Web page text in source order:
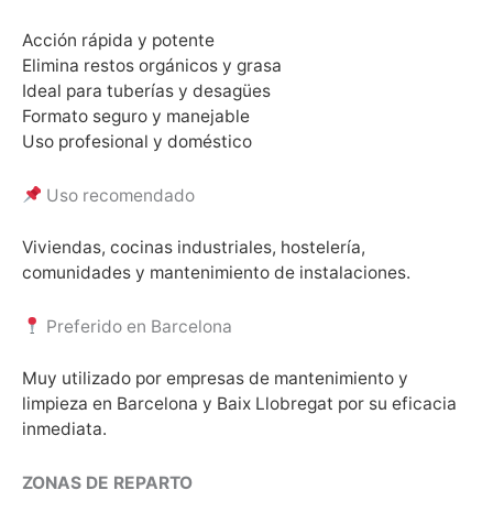
Acción rápida y potente
Elimina restos orgánicos y grasa
Ideal para tuberías y desagües
Formato seguro y manejable
Uso profesional y doméstico
Uso recomendado
Viviendas, cocinas industriales, hostelería,
comunidades y mantenimiento de instalaciones.
Preferido en Barcelona
Muy utilizado por empresas de mantenimiento y
limpieza en Barcelona y Baix Llobregat por su eficacia
inmediata.
ZONAS DE REPARTO